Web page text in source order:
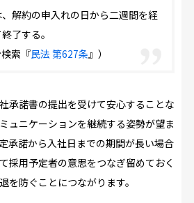
解約の申入れの日から二週間を経
了する。
検索『民法 第627条 』）
承諾書の提出を受けて安心することな
ュニケーションを継続する姿勢が望ま
承諾から入社日までの期間が長い場合
採用予定者の意思をつなぎ留めておく
を防ぐことにつながります。